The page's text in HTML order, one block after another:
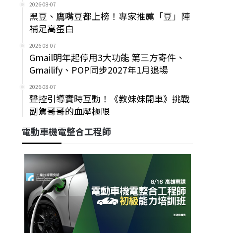
2026-08-07
黑豆、鷹嘴豆都上榜！專家推薦「豆」陣
補足高蛋白
2026-08-07
Gmail明年起停用3大功能 第三方寄件、
Gmailify、POP同步2027年1月退場
2026-08-07
聲控引導實時互動！《教妹妹開車》挑戰
副駕哥哥的血壓極限
電動車機電整合工程師